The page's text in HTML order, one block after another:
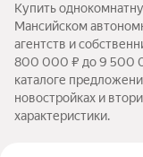
Купить
Мансийском
агентств и
800 000 ₽ до 9 500
каталоге
новостройках и
характеристики.